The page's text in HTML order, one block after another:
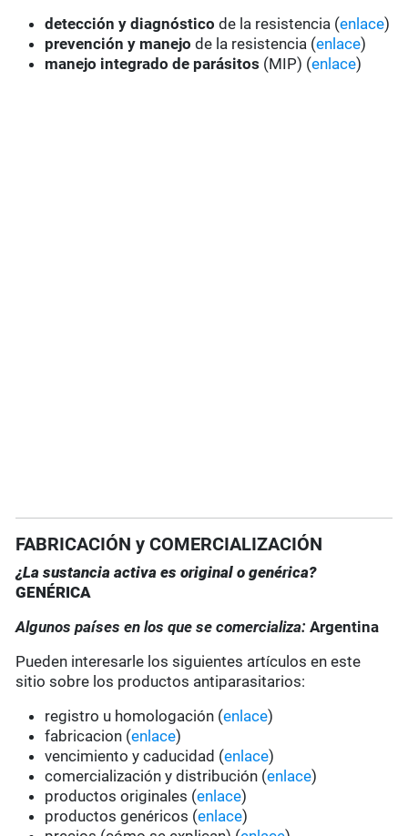
detección y diagnóstico de la resistencia (enlace)
prevención y manejo de la resistencia (enlace)
manejo integrado de parásitos (MIP) (enlace)
FABRICACIÓN y COMERCIALIZACIÓN
¿La sustancia activa es original o genérica?
GENÉRICA
Algunos países en los que se comercializa:Argentina
Pueden interesarle los siguientes artículos en este
sitio sobre los productos antiparasitarios:
registro u homologación (enlace)
fabricacion (enlace)
vencimiento y caducidad (enlace)
comercialización y distribución (enlace)
productos originales (enlace)
productos genéricos (enlace)